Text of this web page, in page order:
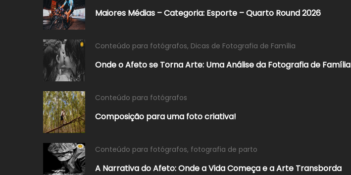
Maiores Médias – Categoria: Esporte – Quarto Round 2026
Conteúdo para fotógrafos, Dicas de Fotografia de Família
Onde o Afeto se Torna Arte: Uma Análise da Fotografia de Família
Conteúdo para fotógrafos
Composição para uma foto criativa!
Conteúdo para fotógrafos, fotografia de parto
A Narrativa do Afeto: Onde a Vida Começa e a Arte Transborda